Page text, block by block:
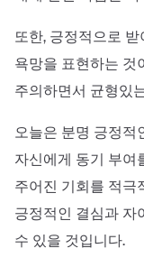
또한, 긍정적으로
욕망을 표현하는 것
주의하면서 균형있
오늘은 분명 긍정적
자신에게 동기 부여
주어진 기회를 적극
긍정적인 결심과 자
수 있을 것입니다.